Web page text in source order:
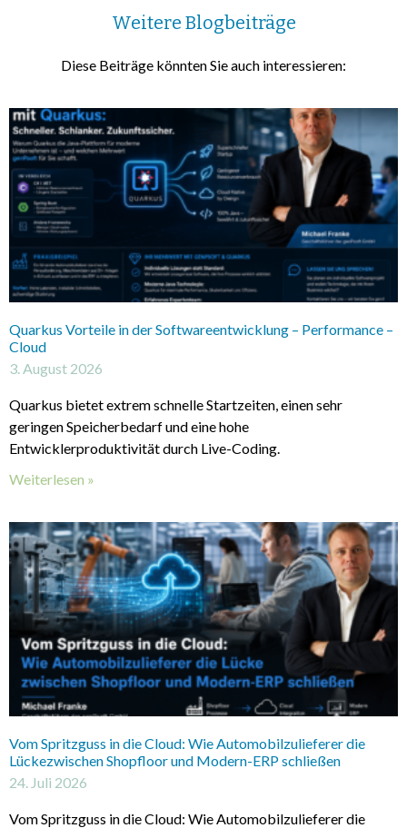
Weitere Blogbeiträge
Diese Beiträge könnten Sie auch interessieren:
Quarkus Vorteile in der Softwareentwicklung – Performance –
Cloud
3. August 2026
Quarkus bietet extrem schnelle Startzeiten, einen sehr
geringen Speicherbedarf und eine hohe
Entwicklerproduktivität durch Live-Coding.
Weiterlesen »
Vom Spritzguss in die Cloud: Wie Automobilzulieferer die
Lückezwischen Shopfloor und Modern-ERP schließen
24. Juli 2026
Vom Spritzguss in die Cloud: Wie Automobilzulieferer die